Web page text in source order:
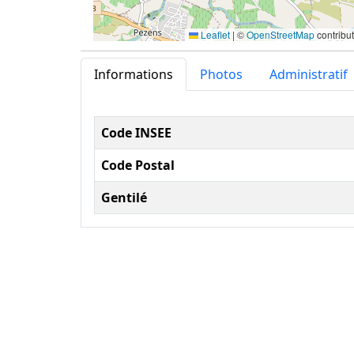
Leaflet | ©OpenStreetMap
Informations Photos Administratif
Informations
Code INSEE
Code Postal
Gentilé